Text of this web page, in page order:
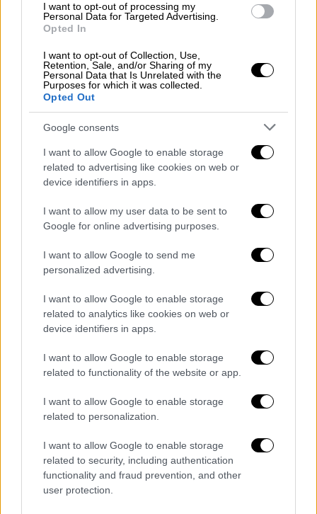
I want to opt-out of processing my
Personal Data for Targeted Advertising.
Opted In
I want to opt-out of Collection, Use,
Retention, Sale, and/or Sharing of my
Personal Data that Is Unrelated with the
Purposes for which it was collected.
Opted Out
Google consents
I want to allow Google to enable storage
related to advertising like cookies on web or
device identifiers in apps.
I want to allow my user data to be sent to
Google for online advertising purposes.
I want to allow Google to send me
personalized advertising.
I want to allow Google to enable storage
related to analytics like cookies on web or
device identifiers in apps.
I want to allow Google to enable storage
related to functionality of the website or app.
I want to allow Google to enable storage
related to personalization.
I want to allow Google to enable storage
related to security, including authentication
functionality and fraud prevention, and other
user protection.
θέλουμε οι εργαζόμενοι σε αυτές να
μπορούν να ζήσουν στην περιοχή για μεγάλο
χρονικό διάστημα».
Νησιά - Σκωτία
Την ίδια στιγμή, στη νήσο Rum των
εσωτερικών Εβρίδων, ο πληθυσμός είναι
μόλις 40 άτομα.Όλα ζουν γύρω από το χωριό
Kinloch. Το δημοτικό σχολείο του νησιού
έχει μόλις 5 μαθητές, ηλικίας από 5 έως 11
δημοτικό συμβούλιο προσφέρει μισθό
62.000 λιρών (72.481 ευρώ)
διευθυντή του σχολείου. Στο ποσό
προστίθενται και επιδόματα ύψους άνω των
5.500 λιρών (6.429 ευρώ)για εργασία σε
απομακρυσμένες περιοχές. Όπως